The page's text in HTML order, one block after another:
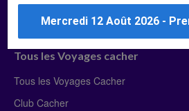
Restaurants cacher Dubaï
Tous les Voyages cacher
Tous les Voyages Cacher
Club Cacher